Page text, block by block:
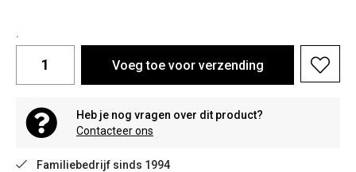
.
Voeg toe voor verzending
Heb je nog vragen over dit product?
Contacteer ons
Familiebedrijf sinds 1994